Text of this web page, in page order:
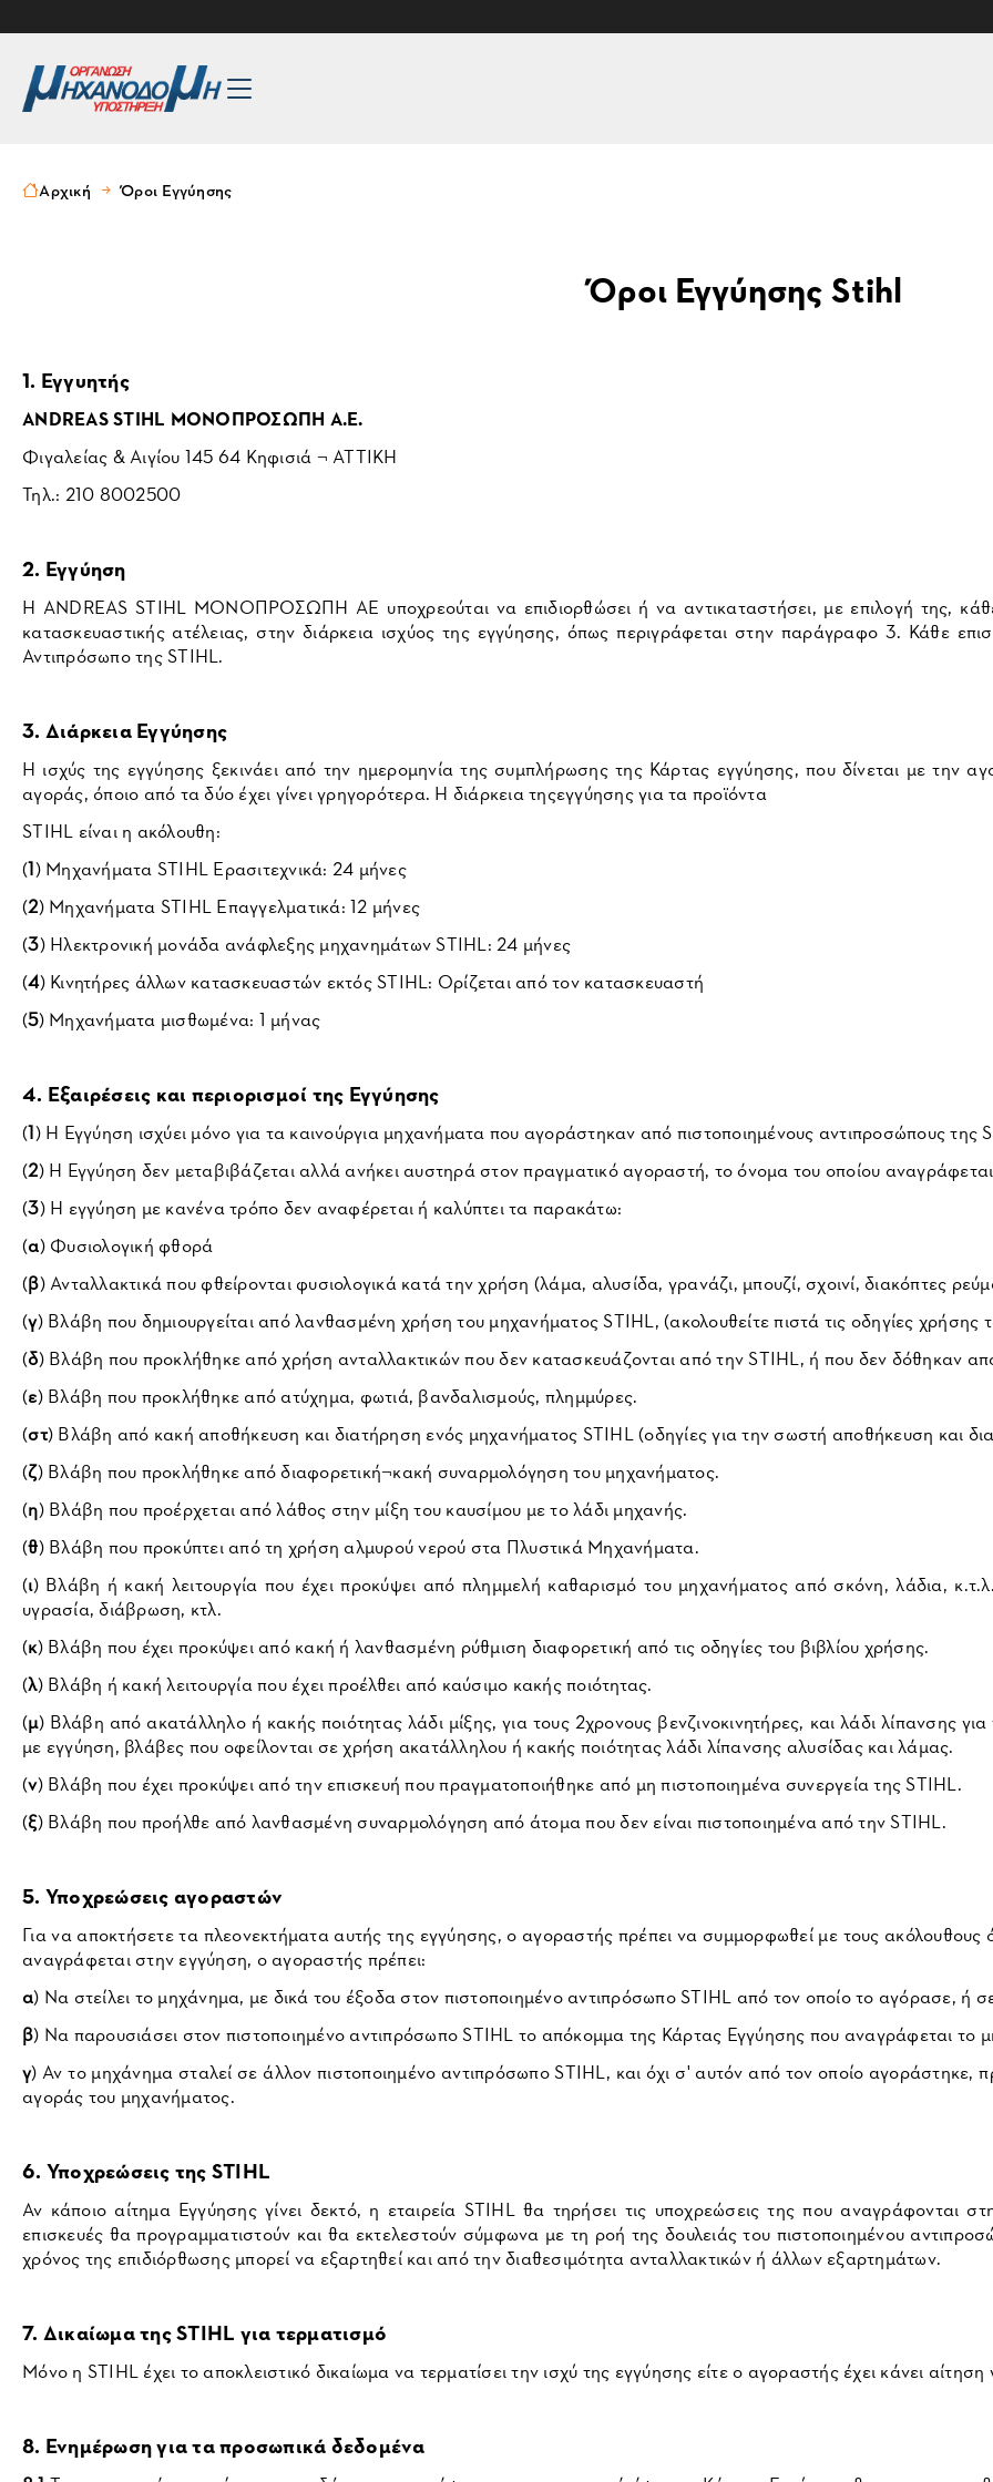
Αρχική Όροι Εγγύησης
Όροι Εγγύησης Stihl
1. Εγγυητής
ANDREAS STIHL ΜΟΝΟΠΡΟΣΩΠΗ A.E.
Φιγαλείας & Αιγίου 145 64 Κηφισιά ¬ ΑΤΤΙΚΗ
Τηλ.: 210 8002500
2. Εγγύηση
Η ANDREAS STIHL ΜΟΝΟΠΡΟΣΩΠΗ AE υποχρεούται να επιδιορθώσει ή να αντικαταστήσει, με επιλογή της, κάθε
κατασκευαστικής ατέλειας, στην διάρκεια ισχύος της εγγύησης, όπως περιγράφεται στην παράγραφο 3. Κάθε
Αντιπρόσωπο της STIHL.
3. Διάρκεια Εγγύησης
Η ισχύς της εγγύησης ξεκινάει από την ημερομηνία της συμπλήρωσης της Κάρτας εγγύησης, που δίνεται με την
αγοράς, όποιο από τα δύο έχει γίνει γρηγορότερα. Η διάρκεια τηςεγγύησης για τα προϊόντα
STIHL είναι η ακόλουθη:
(1) Μηχανήματα STIHL Ερασιτεχνικά: 24 μήνες
(2) Μηχανήματα STIHL Επαγγελματικά: 12 μήνες
(3) Hλεκτρονική μονάδα ανάφλεξης μηχανημάτων STIHL: 24 μήνες
(4) Κινητήρες άλλων κατασκευαστών εκτός STIHL: Oρίζεται από τον κατασκευαστή
(5) Μηχανήματα μισθωμένα: 1 μήνας
4. Εξαιρέσεις και περιορισμοί της Εγγύησης
(1) Η Εγγύηση ισχύει μόνο για τα καινούργια μηχανήματα που αγοράστηκαν από πιστοποιημένους αντιπροσώπους της
(2) Η Εγγύηση δεν μεταβιβάζεται αλλά ανήκει αυστηρά στον πραγματικό αγοραστή, το όνομα του οποίου
(3) Η εγγύηση με κανένα τρόπο δεν αναφέρεται ή καλύπτει τα παρακάτω:
(α) Φυσιολογική φθορά
(β) Ανταλλακτικά που φθείρονται φυσιολογικά κατά την χρήση (λάμα, αλυσίδα, γρανάζι, μπουζί, σχοινί, διακόπτες
(γ) Βλάβη που δημιουργείται από λανθασμένη χρήση του μηχανήματος STIHL, (ακολουθείτε πιστά τις οδηγίες χρήσης
(δ) Βλάβη που προκλήθηκε από χρήση ανταλλακτικών που δεν κατασκευάζονται από την STIHL, ή που δεν δόθηκαν
(ε) Βλάβη που προκλήθηκε από ατύχημα, φωτιά, βανδαλισμούς, πλημμύρες.
(στ) Βλάβη από κακή αποθήκευση και διατήρηση ενός μηχανήματος STIHL (οδηγίες για την σωστή αποθήκευση και
(ζ) Βλάβη που προκλήθηκε από διαφορετική¬κακή συναρμολόγηση του μηχανήματος.
(η) Βλάβη που προέρχεται από λάθος στην μίξη του καυσίμου με το λάδι μηχανής.
(θ) Βλάβη που προκύπτει από τη χρήση αλμυρού νερού στα Πλυστικά Μηχανήματα.
(ι) Βλάβη ή κακή λειτουργία που έχει προκύψει από πλημμελή καθαρισμό του μηχανήματος από σκόνη, λάδια,
υγρασία, διάβρωση, κτλ.
(κ) Βλάβη που έχει προκύψει από κακή ή λανθασμένη ρύθμιση διαφορετική από τις οδηγίες του βιβλίου χρήσης.
(λ) Βλάβη ή κακή λειτουργία που έχει προέλθει από καύσιμο κακής ποιότητας.
(μ) Βλάβη από ακατάλληλο ή κακής ποιότητας λάδι μίξης, για τους 2χρονους βενζινοκινητήρες, και λάδι λίπανσης
με εγγύηση, βλάβες που οφείλονται σε χρήση ακατάλληλου ή κακής ποιότητας λάδι λίπανσης αλυσίδας και λάμας.
(ν) Βλάβη που έχει προκύψει από την επισκευή που πραγματοποιήθηκε από μη πιστοποιημένα συνεργεία της STIHL.
(ξ) Βλάβη που προήλθε από λανθασμένη συναρμολόγηση από άτομα που δεν είναι πιστοποιημένα από την STIHL.
5. Υποχρεώσεις αγοραστών
Για να αποκτήσετε τα πλεονεκτήματα αυτής της εγγύησης, ο αγοραστής πρέπει να συμμορφωθεί με τους
αναγράφεται στην εγγύηση, ο αγοραστής πρέπει:
α) Να στείλει το μηχάνημα, με δικά του έξοδα στον πιστοποιημένο αντιπρόσωπο STIHL από τον οποίο το αγόρασε, ή
β) Να παρουσιάσει στον πιστοποιημένο αντιπρόσωπο STIHL το απόκομμα της Κάρτας Εγγύησης που αναγράφεται το
γ) Αν το μηχάνημα σταλεί σε άλλον πιστοποιημένο αντιπρόσωπο STIHL, και όχι σ' αυτόν από τον οποίο αγοράστηκε,
αγοράς του μηχανήματος.
6. Υποχρεώσεις της STIHL
Αν κάποιο αίτημα Εγγύησης γίνει δεκτό, η εταιρεία STIHL θα τηρήσει τις υποχρεώσεις της που
επισκευές θα προγραμματιστούν και θα εκτελεστούν σύμφωνα με τη ροή της δουλειάς του πιστοποιημένου
χρόνος της επιδιόρθωσης μπορεί να εξαρτηθεί και από την διαθεσιμότητα ανταλλακτικών ή άλλων εξαρτημάτων.
7. Δικαίωμα της STIHL για τερματισμό
Μόνο η STIHL έχει το αποκλειστικό δικαίωμα να τερματίσει την ισχύ της εγγύησης είτε ο αγοραστής έχει κάνει αίτηση
8. Ενημέρωση για τα προσωπικά δεδομένα